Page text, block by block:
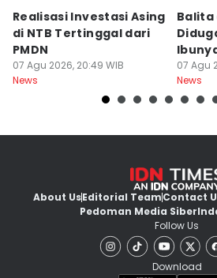
Realisasi Investasi Asing
di NTB Tertinggal dari
PMDN
07 Agu 2026, 20:49 WIB
News
Balita
dan
07 Agu
News
About UsEditorial TeamContact
Pedoman Media Siber
Follow Us
Download